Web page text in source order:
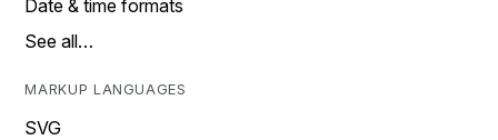
Date & time formats
See all…
MARKUP LANGUAGES
SVG